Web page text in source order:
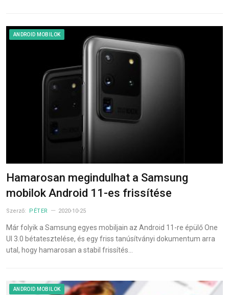
ANDROID MOBILOK
Hamarosan megindulhat a Samsung
mobilok Android 11-es frissítése
Szerző: PÉTER 2020-10-25
Már folyik a Samsung egyes mobiljain az Android 11-re épülő One
UI 3.0 bétatesztelése, és egy friss tanúsítványi dokumentum arra
utal, hogy hamarosan a stabil frissítés…
ANDROID MOBILOK